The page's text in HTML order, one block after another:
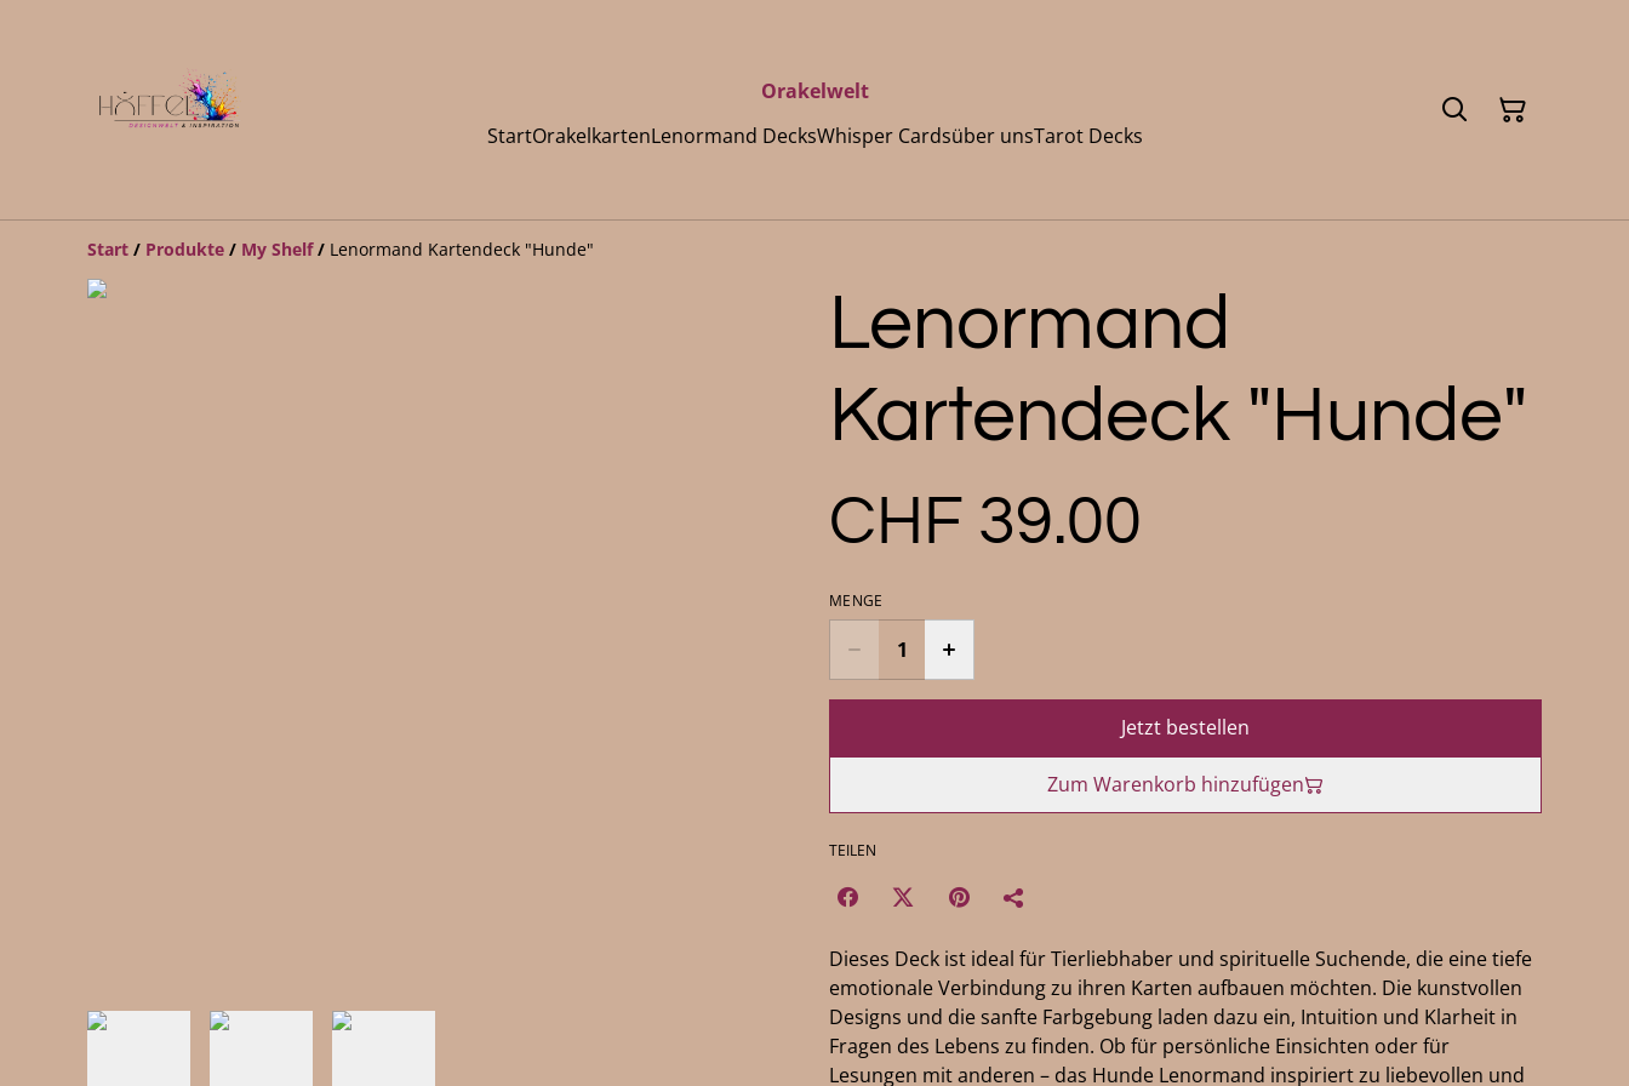
Orakelwelt
StartOrakelkartenLenormand DecksWhisper Cardsüber unsTarot Decks
Start / Produkte / My Shelf / Lenormand Kartendeck "Hunde"
Lenormand
Kartendeck "Hunde"
CHF 39.00
MENGE
Jetzt bestellen
Zum Warenkorb hinzufügen
TEILEN
Dieses Deck ist ideal für Tierliebhaber und spirituelle Suchende, die eine tiefe
emotionale Verbindung zu ihren Karten aufbauen möchten. Die kunstvollen
Designs und die sanfte Farbgebung laden dazu ein, Intuition und Klarheit in
Fragen des Lebens zu finden. Ob für persönliche Einsichten oder für
Lesungen mit anderen – das Hunde Lenormand inspiriert zu liebevollen und